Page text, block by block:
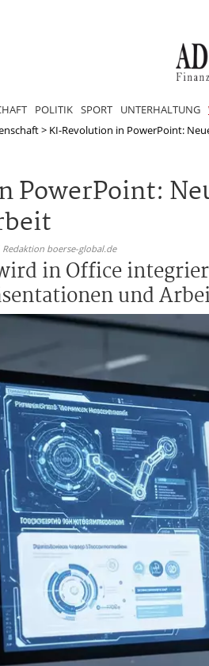
POLITIK SPORT UNTERHALTUNG
> KI-Revolution in PowerPoint:
PowerPoint:
boerse-global.de
in Office
und